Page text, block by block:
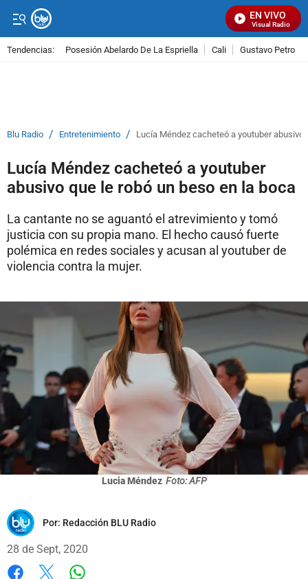
EN VIVO
Señal Visual Radio
Tendencias: Posesión Abelardo De La Espriella Cali Gustavo Petro
Blu Radio / Entretenimiento / Lucía Méndez cacheteó a youtuber abusivo
Lucía Méndez cacheteó a youtuber
abusivo que le robó un beso en la boca
La cantante no se aguantó el atrevimiento y tomó
justicia con su propia mano. El hecho causó fuerte
polémica en redes sociales y acusan al youtuber de
violencia contra la mujer.
Lucia Méndez Foto: AFP
Por: Redacción BLU Radio
28 de Sept, 2020